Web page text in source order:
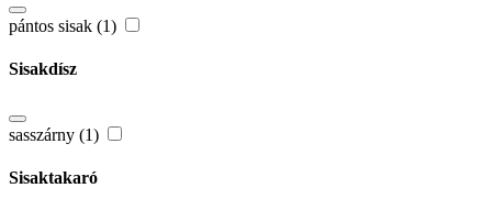
pántos sisak (1)
Sisakdísz
sasszárny (1)
Sisaktakaró